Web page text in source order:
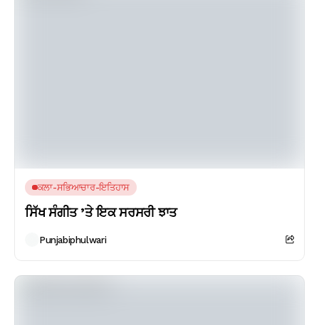
ਕਲਾ-ਸਭਿਆਚਾਰ-ਇਤਿਹਾਸ
ਸਿੱਖ ਸੰਗੀਤ ’ਤੇ ਇਕ ਸਰਸਰੀ ਝਾਤ
Punjabiphulwari